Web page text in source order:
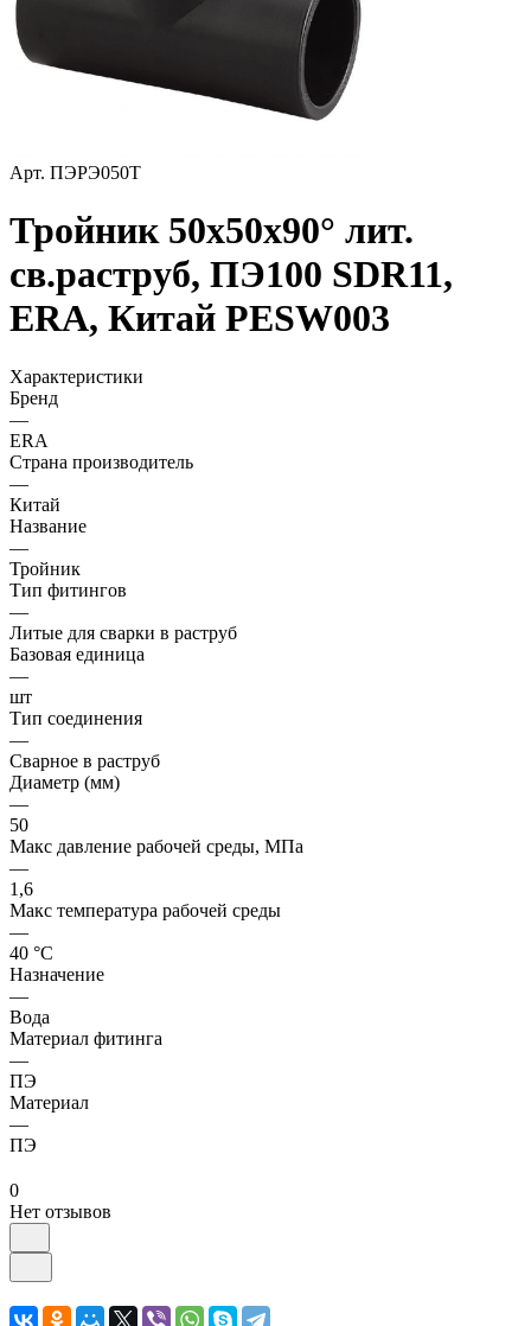
Арт. ПЭРЭ050Т
Тройник 50x50x90° лит.
св.раструб, ПЭ100 SDR11,
ERA, Китай PESW003
Характеристики
Бренд
—
ERA
Страна производитель
—
Китай
Название
—
Тройник
Тип фитингов
—
Литые для сварки в раструб
Базовая единица
—
шт
Тип соединения
—
Сварное в раструб
Диаметр (мм)
—
50
Макс давление рабочей среды, МПа
—
1,6
Макс температура рабочей среды
—
40 °С
Назначение
—
Вода
Материал фитинга
—
ПЭ
Материал
—
ПЭ
0
Нет отзывов